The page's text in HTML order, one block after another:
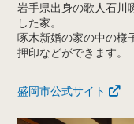
岩手県出身の歌人石川
した家。
啄木新婚の家の中の様
押印などができます。
盛岡市公式サイト